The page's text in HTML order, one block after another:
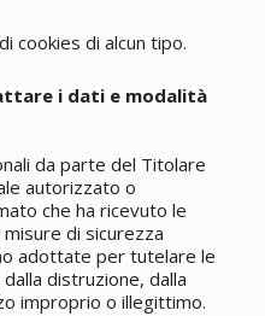
cookies di alcun tipo.
i dati e modalità
da parte del Titolare
autorizzato o
che ha ricevuto le
di sicurezza
adottate per tutelare le
distruzione, dalla
improprio o illegittimo.